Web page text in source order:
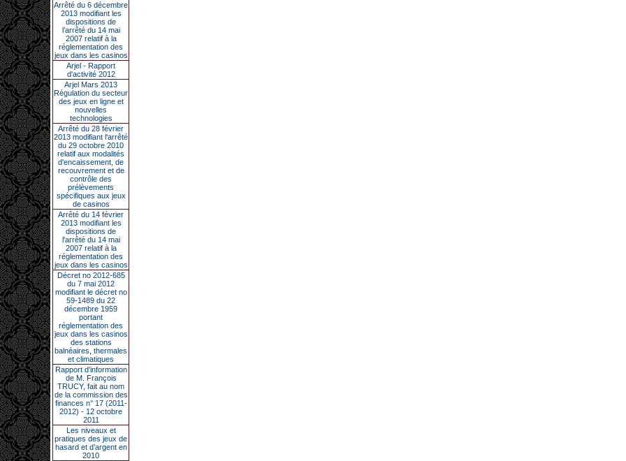
Arrêté du 6 décembre
2013 modifiant les
dispositions de
l’arrêté du 14 mai
2007 relatif à la
réglementation des
jeux dans les casinos
Arjel - Rapport
d'activité 2012
Arjel Mars 2013
Régulation du secteur
des jeux en ligne et
nouvelles
technologies
Arrêté du 28 février
2013 modifiant l'arrêté
du 29 octobre 2010
relatif aux modalités
d'encaissement, de
recouvrement et de
contrôle des
prélèvements
spécifiques aux jeux
de casinos
Arrêté du 14 février
2013 modifiant les
dispositions de
l'arrêté du 14 mai
2007 relatif à la
réglementation des
jeux dans les casinos
Décret no 2012-685
du 7 mai 2012
modifiant le décret no
59-1489 du 22
décembre 1959
portant
réglementation des
jeux dans les casinos
des stations
balnéaires, thermales
et climatiques
Rapport d'information
de M. François
TRUCY, fait au nom
de la commission des
finances n° 17 (2011-
2012) - 12 octobre
2011
Les niveaux et
pratiques des jeux de
hasard et d’argent en
2010